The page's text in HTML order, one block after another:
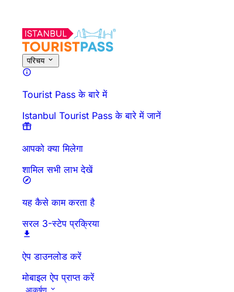
परिचय
Tourist Pass के बारे में
Istanbul Tourist Pass के बारे में जानें
आपको क्या मिलेगा
शामिल सभी लाभ देखें
यह कैसे काम करता है
सरल 3-स्टेप प्रक्रिया
ऐप डाउनलोड करें
मोबाइल ऐप प्राप्त करें
आकर्षण